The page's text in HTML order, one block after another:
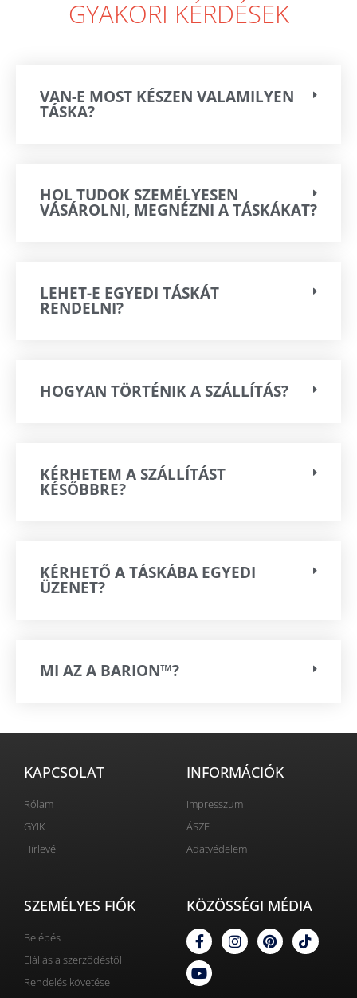
GYAKORI KÉRDÉSEK
VAN-E MOST KÉSZEN VALAMILYEN
TÁSKA?
HOL TUDOK SZEMÉLYESEN
VÁSÁROLNI, MEGNÉZNI A TÁSKÁKAT?
LEHET-E EGYEDI TÁSKÁT
RENDELNI?
HOGYAN TÖRTÉNIK A SZÁLLÍTÁS?
KÉRHETEM A SZÁLLÍTÁST
KÉSŐBBRE?
KÉRHETŐ A TÁSKÁBA EGYEDI
ÜZENET?
MI AZ A BARION™?
KAPCSOLAT
Rólam
GYIK
Hírlevél
INFORMÁCIÓK
Impresszum
ÁSZF
Adatvédelem
SZEMÉLYES FIÓK
Belépés
Elállás a szerződéstől
Rendelés követése
KÖZÖSSÉGI MÉDIA